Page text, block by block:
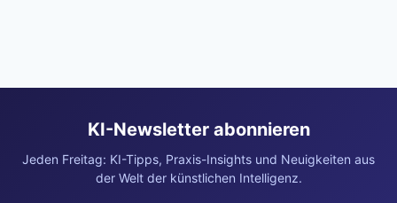
LOHNT
UND
NICHT
KI-Newsletter abonnieren
Jeden Freitag: KI-Tipps, Praxis-Insights und Neuigkeiten aus
der Welt der künstlichen Intelligenz.